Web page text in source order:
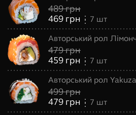
489грн
469 грн 7 шт
Авторський рол
479грн
459 грн 7 шт
Авторський рол Yakuza
499грн
479 грн 7 шт